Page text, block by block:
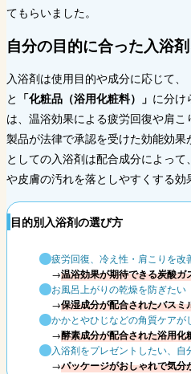
てもらいました。
自分の目的に合った入浴
入浴剤は使用目的や成分に応じて、
と 「化粧品（浴用化粧料）」 に分け
は、温浴効果による疲労回復や肩
製品が法律で承認を受けた効能効
としての入浴剤は配合成分によっ
や皮膚の汚れを落としやすくする効
目的別入浴剤の選び方
疲労回復、冷え性・肩こりを改
→温浴効果が期待できる炭酸ガ
お風呂上がりの乾燥を防ぎたい
→保湿成分が配合されたバス
かかとやひじなどの角質ケアが
→酵素成分が配合された浴用化
入浴剤をプレゼントしたい、
→パッケージがおしゃれで気分